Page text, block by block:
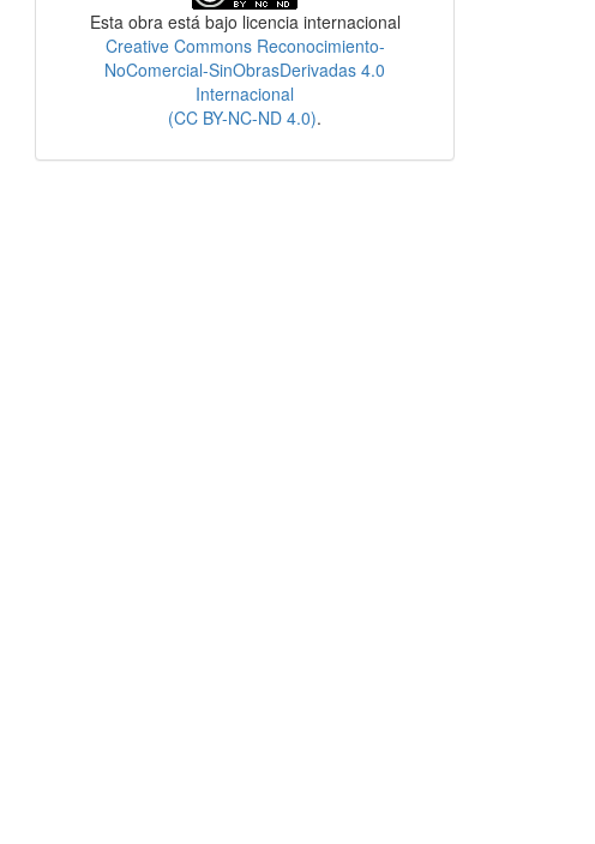
Esta obra está bajo licencia internacional
Creative Commons Reconocimiento-
NoComercial-SinObrasDerivadas 4.0
Internacional
(CC BY-NC-ND 4.0).